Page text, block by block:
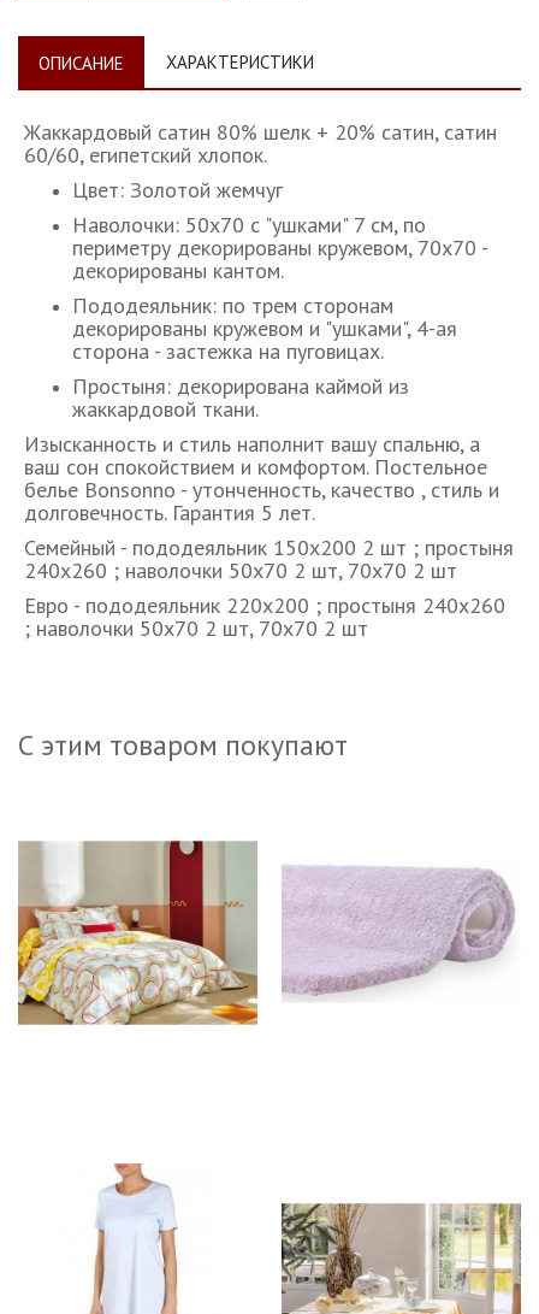
ОПИСАНИЕ ХАРАКТЕРИСТИКИ
Жаккардовый сатин 80% шелк + 20% сатин, сатин
60/60, египетский хлопок.
Цвет: Золотой жемчуг
Наволочки: 50х70 с "ушками" 7 см, по
периметру декорированы кружевом, 70х70 -
декорированы кантом.
Пододеяльник: по трем сторонам
декорированы кружевом и "ушками", 4-ая
сторона - застежка на пуговицах.
Простыня: декорирована каймой из
жаккардовой ткани.
Изысканность и стиль наполнит вашу спальню, а
ваш сон спокойствием и комфортом. Постельное
белье Bonsonno - утонченность, качество , стиль и
долговечность. Гарантия 5 лет.
Семейный - пододеяльник 150х200 2 шт ; простыня
240х260 ; наволочки 50х70 2 шт, 70х70 2 шт
Евро - пододеяльник 220х200 ; простыня 240х260
; наволочки 50х70 2 шт, 70х70 2 шт
С этим товаром покупают